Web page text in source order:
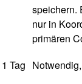
speichern.
nur in
primären
1 Tag